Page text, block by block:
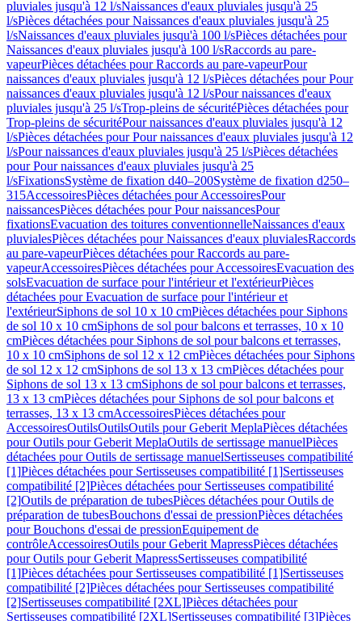
pluviales jusqu'à 12 l/sNaissances d'eaux pluviales jusqu'à 25
l/sPièces détachées pour Naissances d'eaux pluviales jusqu'à 25
l/sNaissances d'eaux pluviales jusqu'à 100 l/sPièces détachées pour
Naissances d'eaux pluviales jusqu'à 100 l/sRaccords au pare-
vapeurPièces détachées pour Raccords au pare-vapeurPour
naissances d'eaux pluviales jusqu'à 12 l/sPièces détachées pour Pour
naissances d'eaux pluviales jusqu'à 12 l/sPour naissances d'eaux
pluviales jusqu'à 25 l/sTrop-pleins de sécuritéPièces détachées pour
Trop-pleins de sécuritéPour naissances d'eaux pluviales jusqu'à 12
l/sPièces détachées pour Pour naissances d'eaux pluviales jusqu'à 12
l/sPour naissances d'eaux pluviales jusqu'à 25 l/sPièces détachées
pour Pour naissances d'eaux pluviales jusqu'à 25
l/sFixationsSystème de fixation d40–200Système de fixation d250–
315AccessoiresPièces détachées pour AccessoiresPour
naissancesPièces détachées pour Pour naissancesPour
fixationsEvacuation des toitures conventionnelleNaissances d'eaux
pluvialesPièces détachées pour Naissances d'eaux pluvialesRaccords
au pare-vapeurPièces détachées pour Raccords au pare-
vapeurAccessoiresPièces détachées pour AccessoiresEvacuation des
solsEvacuation de surface pour l'intérieur et l'extérieurPièces
détachées pour Evacuation de surface pour l'intérieur et
l'extérieurSiphons de sol 10 x 10 cmPièces détachées pour Siphons
de sol 10 x 10 cmSiphons de sol pour balcons et terrasses, 10 x 10
cmPièces détachées pour Siphons de sol pour balcons et terrasses,
10 x 10 cmSiphons de sol 12 x 12 cmPièces détachées pour Siphons
de sol 12 x 12 cmSiphons de sol 13 x 13 cmPièces détachées pour
Siphons de sol 13 x 13 cmSiphons de sol pour balcons et terrasses,
13 x 13 cmPièces détachées pour Siphons de sol pour balcons et
terrasses, 13 x 13 cmAccessoiresPièces détachées pour
AccessoiresOutilsOutilsOutils pour Geberit MeplaPièces détachées
pour Outils pour Geberit MeplaOutils de sertissage manuelPièces
détachées pour Outils de sertissage manuelSertisseuses compatibilité
[1]Pièces détachées pour Sertisseuses compatibilité [1]Sertisseuses
compatibilité [2]Pièces détachées pour Sertisseuses compatibilité
[2]Outils de préparation de tubesPièces détachées pour Outils de
préparation de tubesBouchons d'essai de pressionPièces détachées
pour Bouchons d'essai de pressionEquipement de
contrôleAccessoiresOutils pour Geberit MapressPièces détachées
pour Outils pour Geberit MapressSertisseuses compatibilité
[1]Pièces détachées pour Sertisseuses compatibilité [1]Sertisseuses
compatibilité [2]Pièces détachées pour Sertisseuses compatibilité
[2]Sertisseuses compatibilité [2XL]Pièces détachées pour
Sertisseuses compatibilité [2XL]Sertisseuses compatibilité [3]Pièces